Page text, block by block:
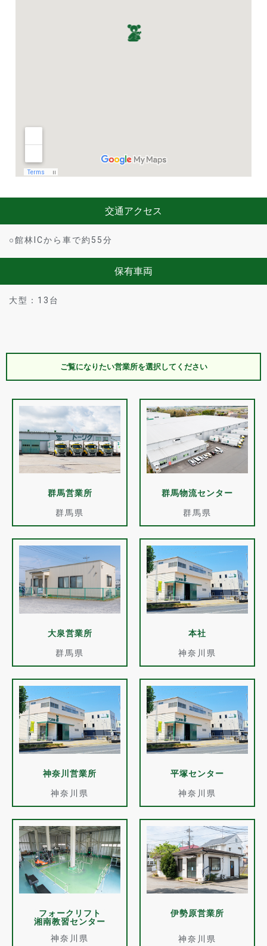
交通アクセス
○館林ICから車で約55分
保有車両
大型：13台
ご覧になりたい営業所を選択してください
群馬営業所
群馬県
群馬物流センター
群馬県
大泉営業所
群馬県
本社
神奈川県
神奈川営業所
神奈川県
平塚センター
神奈川県
フォークリフト
湘南教習センター
神奈川県
伊勢原営業所
神奈川県